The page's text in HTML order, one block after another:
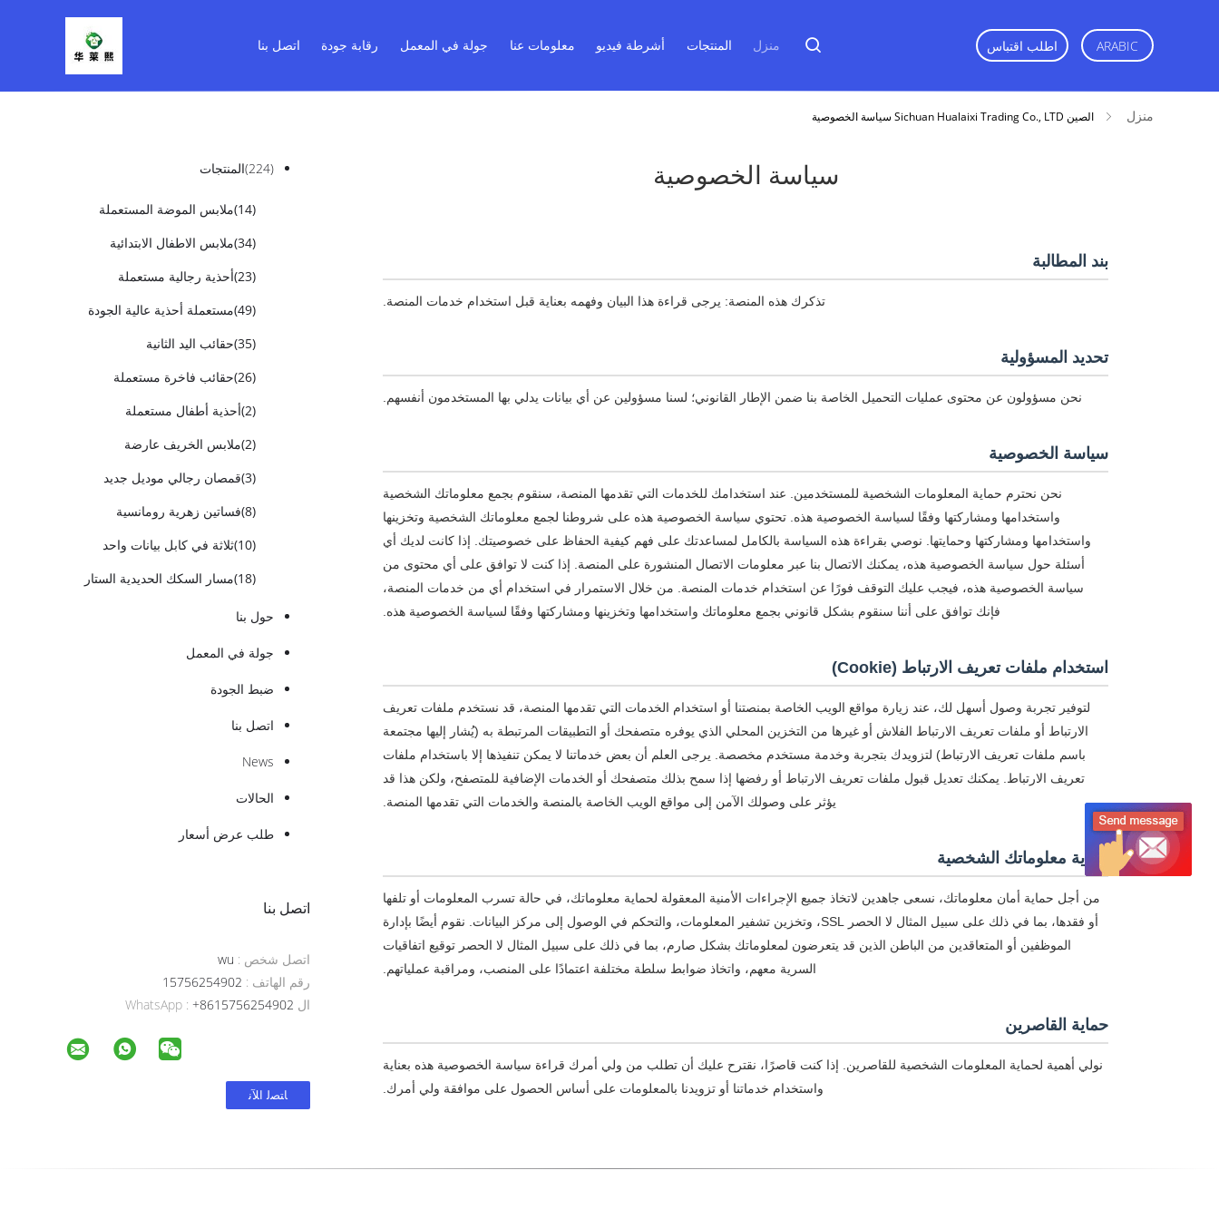
منزل المنتجات أشرطة فيديو معلومات عنا جولة في المعمل رقابة جودة اتصل بنا اطلب اقتباس ARABIC
منزل الصين Sichuan Hualaixi Trading Co., LTD سياسة الخصوصية
المنتجات (224)
ملابس الموضة المستعملة
(14)
ملابس الاطفال الابتدائية
(34)
أحذية رجالية مستعملة
(23)
مستعملة أحذية عالية الجودة
(49)
حقائب اليد الثانية
(35)
حقائب فاخرة مستعملة
(26)
أحذية أطفال مستعملة
(2)
ملابس الخريف عارضة
(2)
قمصان رجالي موديل جديد
(3)
فساتين زهرية رومانسية
(8)
ثلاثة في كابل بيانات واحد
(10)
مسار السكك الحديدية الستار
(18)
حول بنا
جولة في المعمل
ضبط الجودة
اتصل بنا
News
الحالات
طلب عرض أسعار
اتصل بنا
اتصل شخص :
رقم الهاتف :
ال WhatsApp : +8615756254902
سياسة الخصوصية
بند المطالبة
تذكرك هذه المنصة: يرجى قراءة هذا البيان وفهمه بعناية قبل استخدام خدمات المنصة.
تحديد المسؤولية
نحن مسؤولون عن محتوى عمليات التحميل الخاصة بنا ضمن الإطار القانوني؛ لسنا مسؤولين عن أي بيانات يدلي بها المستخدمون أنفسهم.
سياسة الخصوصية
نحن نحترم حماية المعلومات الشخصية للمستخدمين. عند استخدامك للخدمات التي تقدمها المنصة، سنقوم بجمع معلوماتك الشخصية
واستخدامها ومشاركتها وفقًا لسياسة الخصوصية هذه. تحتوي سياسة الخصوصية هذه على شروطنا لجمع معلوماتك الشخصية وتخزينها
واستخدامها ومشاركتها وحمايتها. نوصي بقراءة هذه السياسة بالكامل لمساعدتك على فهم كيفية الحفاظ على خصوصيتك. إذا كانت لديك أي
أسئلة حول سياسة الخصوصية هذه، يمكنك الاتصال بنا عبر معلومات الاتصال المنشورة على المنصة. إذا كنت لا توافق على أي محتوى من
سياسة الخصوصية هذه، فيجب عليك التوقف فورًا عن استخدام خدمات المنصة. من خلال الاستمرار في استخدام أي من خدمات المنصة،
فإنك توافق على أننا سنقوم بشكل قانوني بجمع معلوماتك واستخدامها وتخزينها ومشاركتها وفقًا لسياسة الخصوصية هذه.
استخدام ملفات تعريف الارتباط (Cookie)
لتوفير تجربة وصول أسهل لك، عند زيارة مواقع الويب الخاصة بمنصتنا أو استخدام الخدمات التي تقدمها المنصة، قد نستخدم ملفات تعريف
الارتباط أو ملفات تعريف الارتباط الفلاش أو غيرها من التخزين المحلي الذي يوفره متصفحك أو التطبيقات المرتبطة به (يُشار إليها مجتمعة
باسم ملفات تعريف الارتباط) لتزويدك بتجربة وخدمة مستخدم مخصصة. يرجى العلم أن بعض خدماتنا لا يمكن تنفيذها إلا باستخدام ملفات
تعريف الارتباط. يمكنك تعديل قبول ملفات تعريف الارتباط أو رفضها إذا سمح بذلك متصفحك أو الخدمات الإضافية للمتصفح، ولكن هذا قد
يؤثر على وصولك الآمن إلى مواقع الويب الخاصة بالمنصة والخدمات التي تقدمها المنصة.
حماية معلوماتك الشخصية
من أجل حماية أمان معلوماتك، نسعى جاهدين لاتخاذ جميع الإجراءات الأمنية المعقولة لحماية معلوماتك، في حالة تسرب المعلومات أو تلفها
أو فقدها، بما في ذلك على سبيل المثال لا الحصر SSL، وتخزين تشفير المعلومات، والتحكم في الوصول إلى مركز البيانات. نقوم أيضًا بإدارة
الموظفين أو المتعاقدين من الباطن الذين قد يتعرضون لمعلوماتك بشكل صارم، بما في ذلك على سبيل المثال لا الحصر توقيع اتفاقيات
السرية معهم، واتخاذ ضوابط سلطة مختلفة اعتمادًا على المنصب، ومراقبة عملياتهم.
حماية القاصرين
نولي أهمية لحماية المعلومات الشخصية للقاصرين. إذا كنت قاصرًا، نقترح عليك أن تطلب من ولي أمرك قراءة سياسة الخصوصية هذه بعناية
واستخدام خدماتنا أو تزويدنا بالمعلومات على أساس الحصول على موافقة ولي أمرك.